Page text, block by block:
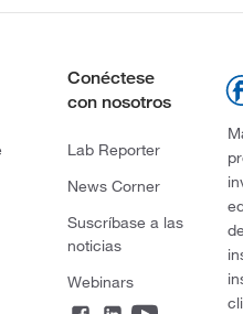
Conéctese
con nosotros
Lab Reporter
News Corner
Suscríbase a las
noticias
Webinars